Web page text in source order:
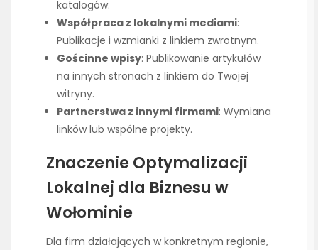
katalogów.
Współpraca z lokalnymi mediami:
Publikacje i wzmianki z linkiem zwrotnym.
Gościnne wpisy: Publikowanie artykułów
na innych stronach z linkiem do Twojej
witryny.
Partnerstwa z innymi firmami: Wymiana
linków lub wspólne projekty.
Znaczenie Optymalizacji
Lokalnej dla Biznesu w
Wołominie
Dla firm działających w konkretnym regionie,